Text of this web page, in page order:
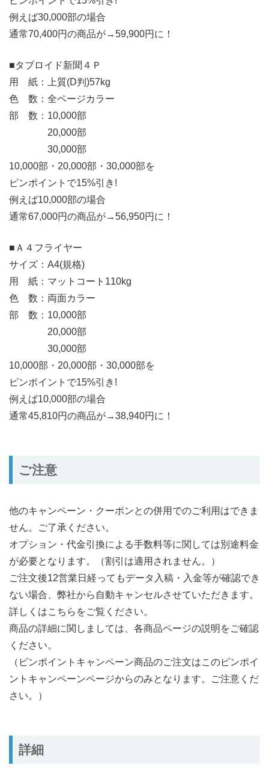
例えば30,000部の場合
通常70,400円の商品が→59,900円に！
■タブロイド新聞４Ｐ
用 紙：上質(D判)57kg
色 数：全ページカラー
部 数：10,000部
20,000部
30,000部
10,000部・20,000部・30,000部を
ピンポイントで15%引き!
例えば10,000部の場合
通常67,000円の商品が→56,950円に！
■Ａ４フライヤー
サイズ：A4(規格)
用 紙：マットコート110kg
色 数：両面カラー
部 数：10,000部
20,000部
30,000部
10,000部・20,000部・30,000部を
ピンポイントで15%引き!
例えば10,000部の場合
通常45,810円の商品が→38,940円に！
ご注意
他のキャンペーン・クーポンとの併用でのご利用はできま
せん。ご了承ください。
オプション・代金引換による手数料等に関しては別途料金
が必要となります。（割引は適用されません。）
ご注文後12営業日経ってもデータ入稿・入金等が確認でき
ない場合、弊社から自動キャンセルさせていただきます。
詳しくはこちらをご覧ください。
商品の詳細に関しましては、各商品ページの説明をご確認
ください。
（ピンポイントキャンペーン商品のご注文はこのピンポイ
ントキャンペーンページからのみとなります。ご注意くだ
さい。）
詳細